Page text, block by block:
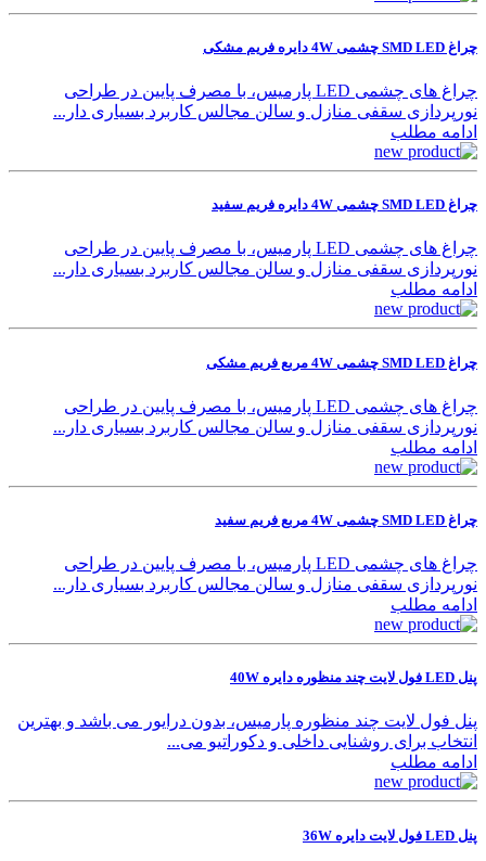
چراغ SMD LED چشمی 4W دایره فریم مشکی
چراغ های چشمی LED پارمیس، با مصرف پایین در طراحی
نورپردازی سقفی منازل و سالن مجالس کاربرد بسیاری دار...
ادامه مطلب
چراغ SMD LED چشمی 4W دایره فریم سفید
چراغ های چشمی LED پارمیس، با مصرف پایین در طراحی
نورپردازی سقفی منازل و سالن مجالس کاربرد بسیاری دار...
ادامه مطلب
چراغ SMD LED چشمی 4W مربع فریم مشکی
چراغ های چشمی LED پارمیس، با مصرف پایین در طراحی
نورپردازی سقفی منازل و سالن مجالس کاربرد بسیاری دار...
ادامه مطلب
چراغ SMD LED چشمی 4W مربع فریم سفید
چراغ های چشمی LED پارمیس، با مصرف پایین در طراحی
نورپردازی سقفی منازل و سالن مجالس کاربرد بسیاری دار...
ادامه مطلب
پنل LED فول لایت چند منظوره دایره 40W
پنل فول لایت چند منظوره پارمیس، بدون درایور می باشد و بهترین
انتخاب برای روشنایی داخلی و دکوراتیو می...
ادامه مطلب
پنل LED فول لایت دایره 36W